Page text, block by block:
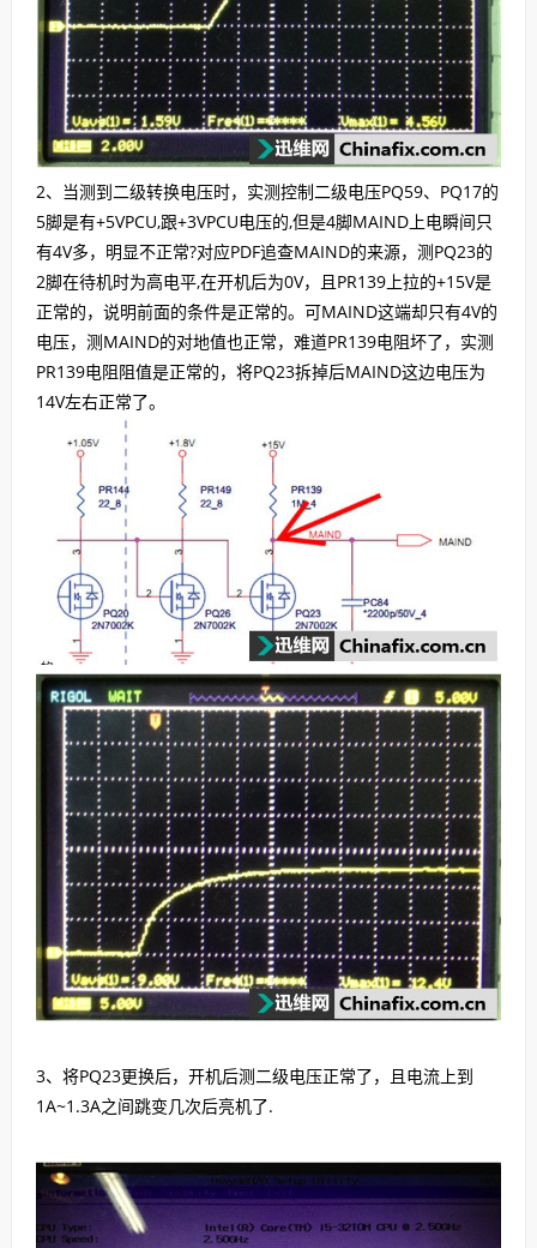
2、当测到二级转换电压时，实测控制二级电压PQ59、PQ17的
5脚是有+5VPCU,跟+3VPCU电压的,但是4脚MAIND上电瞬间只
有4V多，明显不正常?对应PDF追查MAIND的来源，测PQ23的
2脚在待机时为高电平,在开机后为0V，且PR139上拉的+15V是
正常的，说明前面的条件是正常的。可MAIND这端却只有4V的
电压，测MAIND的对地值也正常，难道PR139电阻坏了，实测
PR139电阻阻值是正常的，将PQ23拆掉后MAIND这边电压为
14V左右正常了。
3、将PQ23更换后，开机后测二级电压正常了，且电流上到
1A~1.3A之间跳变几次后亮机了.